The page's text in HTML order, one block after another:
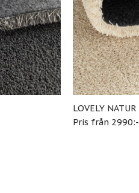
LOVELY NATUR
Pris från 2990:-